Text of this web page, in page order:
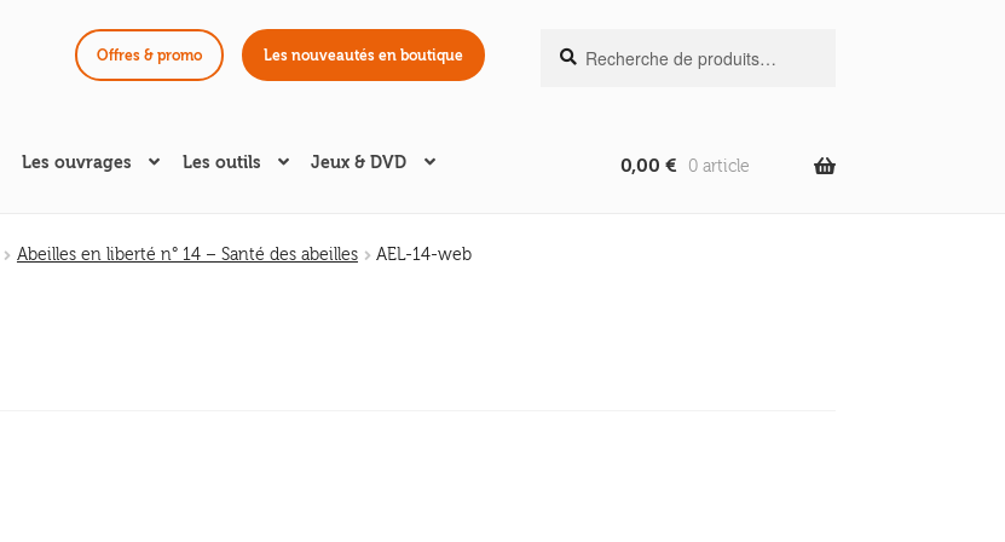
Offres & promo Les nouveautés en boutique
pour :
Recherche
Les ouvrages Les outils Jeux & DVD 0,00 € 0 article
Abeilles en liberté n° 14 – Santé des abeilles AEL-14-web